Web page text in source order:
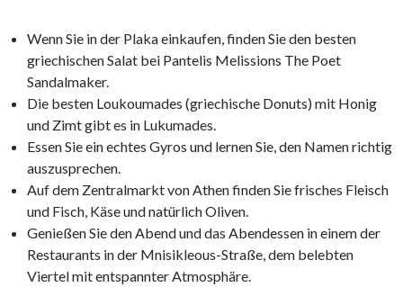
Wenn Sie in der Plaka einkaufen, finden Sie den besten
griechischen Salat bei Pantelis Melissions The Poet
Sandalmaker.
Die besten Loukoumades (griechische Donuts) mit Honig
und Zimt gibt es in Lukumades.
Essen Sie ein echtes Gyros und lernen Sie, den Namen richtig
auszusprechen.
Auf dem Zentralmarkt von Athen finden Sie frisches Fleisch
und Fisch, Käse und natürlich Oliven.
Genießen Sie den Abend und das Abendessen in einem der
Restaurants in der Mnisikleous-Straße, dem belebten
Viertel mit entspannter Atmosphäre.